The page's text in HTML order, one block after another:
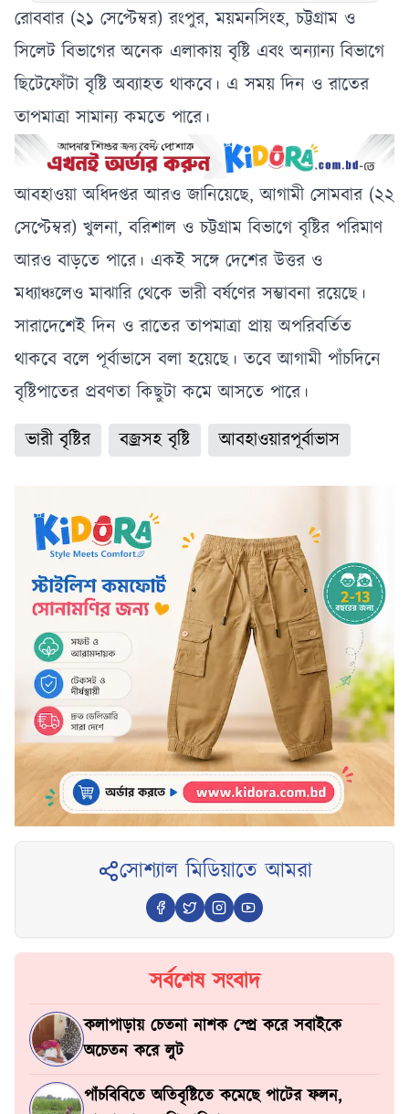
ঝোড়ো হাওয়া বইবে
রোববার (২১ সেপ্টেম্বর) রংপুর, ময়মনসিংহ, চট্টগ্রাম ও
সিলেট বিভাগের অনেক এলাকায় বৃষ্টি এবং অন্যান্য বিভাগে
ছিটেফোঁটা বৃষ্টি অব্যাহত থাকবে। এ সময় দিন ও রাতের
তাপমাত্রা সামান্য কমতে পারে।
আবহাওয়া অধিদপ্তর আরও জানিয়েছে, আগামী সোমবার (২২
সেপ্টেম্বর) খুলনা, বরিশাল ও চট্টগ্রাম বিভাগে বৃষ্টির পরিমাণ
আরও বাড়তে পারে। একই সঙ্গে দেশের উত্তর ও
মধ্যাঞ্চলেও মাঝারি থেকে ভারী বর্ষণের সম্ভাবনা রয়েছে।
সারাদেশেই দিন ও রাতের তাপমাত্রা প্রায় অপরিবর্তিত
থাকবে বলে পূর্বাভাসে বলা হয়েছে। তবে আগামী পাঁচদিনে
বৃষ্টিপাতের প্রবণতা কিছুটা কমে আসতে পারে।
ভারী বৃষ্টির
বজ্রসহ বৃষ্টি আবহাওয়ারপূর্বাভাস
সোশ্যাল মিডিয়াতে আমরা
সর্বশেষ সংবাদ
কলাপাড়ায় চেতনা নাশক স্প্রে করে সবাইকে
অচেতন করে লুট
পাঁচবিবিতে অতিবৃষ্টিতে কমেছে পাটের ফলন,